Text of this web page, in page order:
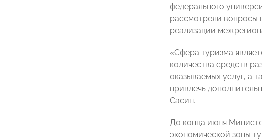
федерального
рассмотрели вопросы
реализации
«Сфера туризма
количества средств
оказываемых услуг, а
привлечь
Сасин.
До конца июня
экономической зоны